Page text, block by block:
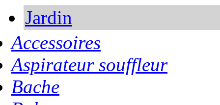
Jardin
Accessoires
Aspirateur souffleur
Bache